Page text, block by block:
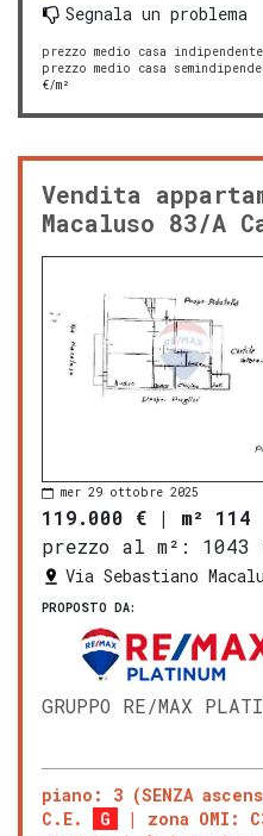
Segnala un problema
prezzo medio casa
prezzo medio casa
€/m²
Vendita
Macaluso 83/A
mer 29 ottobre 2025
119.000 € | m² 114
prezzo al m²:
1043
Via Sebastiano
PROPOSTO DA:
GRUPPO RE/MAX
piano: 3 (SENZA
C.E.
G zona OMI: